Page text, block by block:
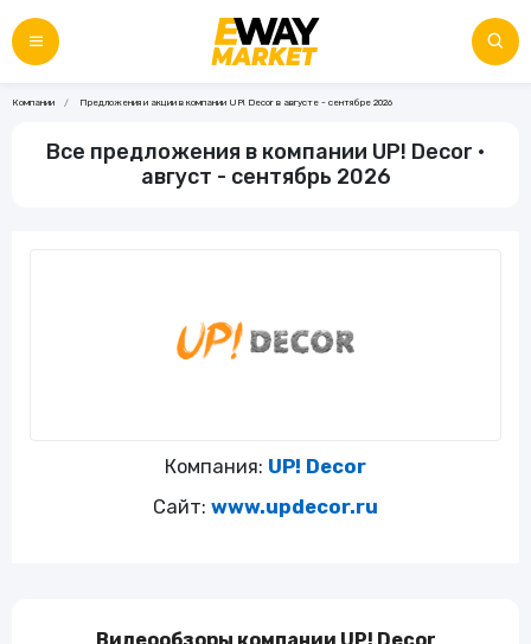
Компании Предложения и акции в компании UP! Decor в августе - сентябре 2026
Все предложения в компании UP! Decor •
август - сентябрь 2026
Компания: UP! Decor
Сайт: www.updecor.ru